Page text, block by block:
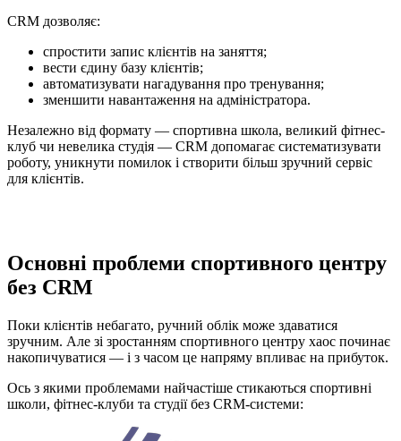
CRM дозволяє:
спростити запис клієнтів на заняття;
вести єдину базу клієнтів;
автоматизувати нагадування про тренування;
зменшити навантаження на адміністратора.
Незалежно від формату — спортивна школа, великий фітнес-
клуб чи невелика студія — CRM допомагає систематизувати
роботу, уникнути помилок і створити більш зручний сервіс
для клієнтів.
Основні проблеми спортивного центру
без CRM
Поки клієнтів небагато, ручний облік може здаватися
зручним. Але зі зростанням спортивного центру хаос починає
накопичуватися — і з часом це напряму впливає на прибуток.
Ось з якими проблемами найчастіше стикаються спортивні
школи, фітнес-клуби та студії без CRM-системи: